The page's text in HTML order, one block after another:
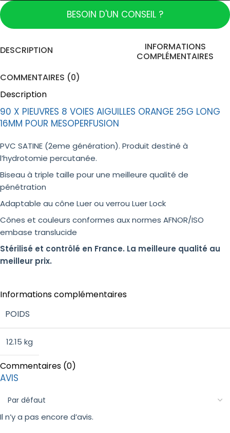
BESOIN D'UN CONSEIL ?
DESCRIPTION
INFORMATIONS
COMPLÉMENTAIRES
COMMENTAIRES (0)
Description
90 X PIEUVRES 8 VOIES AIGUILLES ORANGE 25G LONG
16MM POUR MESOPERFUSION
PVC SATINE (2eme génération). Produit destiné à
l’hydrotomie percutanée.
Biseau à triple taille pour une meilleure qualité de
pénétration
Adaptable au cône Luer ou verrou Luer Lock
Cônes et couleurs conformes aux normes AFNOR/ISO
embase translucide
Stérilisé et contrôlé en France. La meilleure qualité au
meilleur prix.
Informations complémentaires
POIDS
12.15 kg
Commentaires (0)
AVIS
Il n’y a pas encore d’avis.